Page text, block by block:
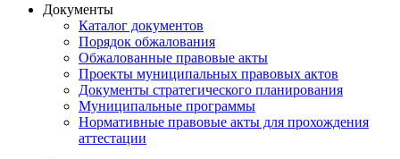
Документы
Каталог документов
Порядок обжалования
Обжалованные правовые акты
Проекты муниципальных правовых актов
Документы стратегического планирования
Муниципальные программы
Нормативные правовые акты для прохождения
аттестации